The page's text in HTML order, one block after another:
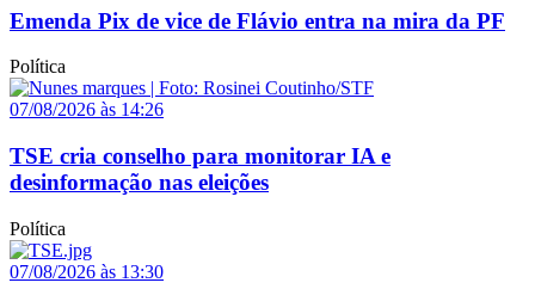
Emenda Pix de vice de Flávio entra na mira da PF
Política
07/08/2026 às 14:26
TSE cria conselho para monitorar IA e
desinformação nas eleições
Política
07/08/2026 às 13:30